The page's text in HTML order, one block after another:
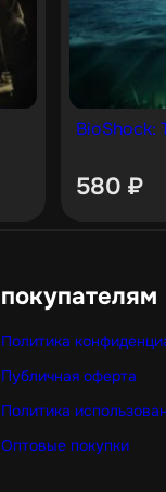
BioShock:
580 ₽
покупателям
Политика
Публичная оферта
Политика
Оптовые покупки